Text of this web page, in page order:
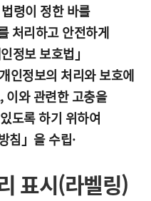
령이 정한 바를
처리하고 안전하게
정보 보호법」
인정보의 처리와 보호에
이와 관련한 고충을
도록 하기 위하여
침」을 수립·
표시(라벨링)